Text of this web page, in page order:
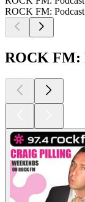
ROCK FM:
ROCK FM: